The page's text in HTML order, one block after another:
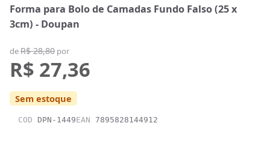
Forma para Bolo de Camadas Fundo Falso (25 x
3cm) - Doupan
deR$ 28,80por
R$ 27,36
Sem estoque
COD DPN-1449EAN 7895828144912